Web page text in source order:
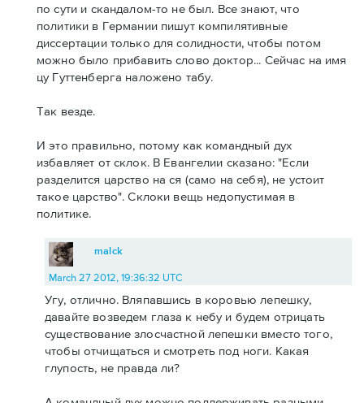
по сути и скандалом-то не был. Все знают, что
политики в Германии пишут компилятивные
диссертации только для солидности, чтобы потом
можно было прибавить слово доктор... Сейчас на имя
цу Гуттенберга наложено табу.
Так везде.
И это правильно, потому как командный дух
избавляет от склок. В Евангелии сказано: "Если
разделится царство на ся (само на себя), не устоит
такое царство". Склоки вещь недопустимая в
политике.
malck
March 27 2012, 19:36:32 UTC
Угу, отлично. Вляпавшись в коровью лепешку,
давайте возведем глаза к небу и будем отрицать
существование злосчастной лепешки вместо того,
чтобы отчищаться и смотреть под ноги. Какая
глупость, не правда ли?